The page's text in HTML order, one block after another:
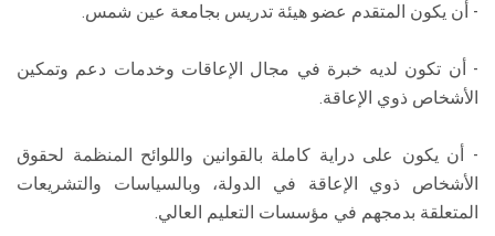
- أن يكون المتقدم عضو هيئة تدريس بجامعة عين شمس.
- أن تكون لديه خبرة في مجال الإعاقات وخدمات دعم وتمكين
الأشخاص ذوي الإعاقة.
- أن يكون على دراية كاملة بالقوانين واللوائح المنظمة لحقوق
الأشخاص ذوي الإعاقة في الدولة، وبالسياسات والتشريعات
المتعلقة بدمجهم في مؤسسات التعليم العالي.